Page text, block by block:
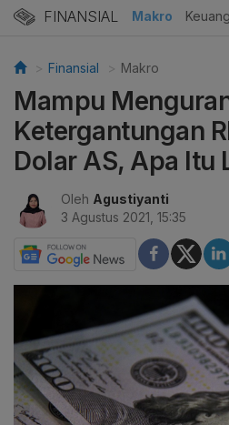
FINANSIAL Makro
Finansial Makro
Mampu
Ketergantungan
Dolar AS, Apa Itu
Oleh Agustiyanti
3 Agustus 2021, 15:35